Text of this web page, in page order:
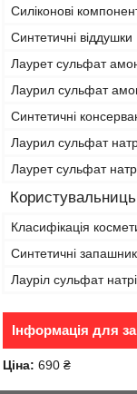
Силіконові
Синтетичні віддушки
Лаурет сульфат
Лаурил сульфат
Синтетичні
Лаурил сульфат
Лаурет сульфат
Класифікація
Синтетичні
Лауріл сульфат
Інформація для
Ціна: 690 ₴